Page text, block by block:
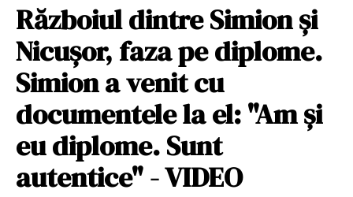
Războiul dintre Simion și
Nicușor, faza pe diplome.
Simion a venit cu
documentele la el: "Am și
eu diplome. Sunt
autentice" - VIDEO